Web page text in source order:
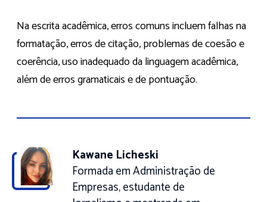
Na escrita acadêmica, erros comuns incluem falhas na
formatação, erros de citação, problemas de coesão e
coerência, uso inadequado da linguagem acadêmica,
além de erros gramaticais e de pontuação.
Kawane Licheski
Formada em Administração de
Empresas, estudante de